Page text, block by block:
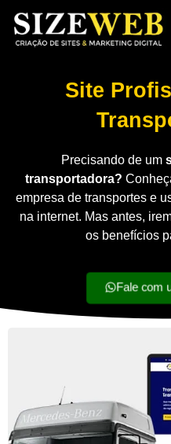
Site
Precisando de um
transportadora?
empresa de transportes e
na internet. Mas antes,
os benefícios
Fale com